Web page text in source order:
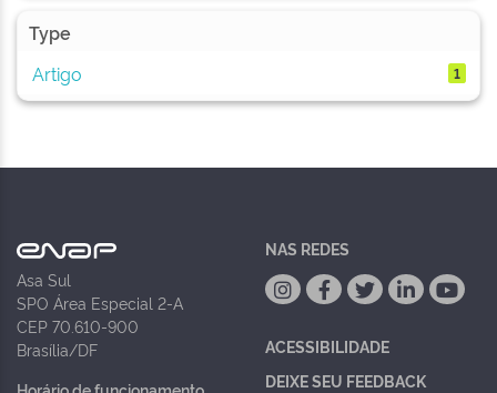
Type
Artigo
1
Asa Sul
SPO Área Especial 2-A
CEP 70.610-900
Brasília/DF
NAS REDES
ACESSIBILIDADE
DEIXE SEU FEEDBACK